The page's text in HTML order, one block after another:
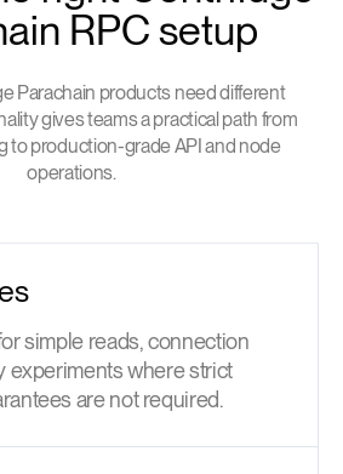
RPC setup
Parachain products need different
gives teams a practical path from
to production-grade API and node
operations.
simple reads, connection
experiments where strict
are not required.